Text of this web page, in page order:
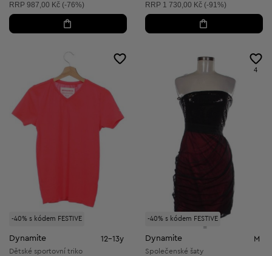
Doporučená cena:
RRP 987,00 Kč (-76%) Doporučená cena:
RRP 1 730,00 Kč (-91%)
-40% s kódem FESTIVE
Dynamite 12-13y
Dětské sportovní triko
-40% s kódem FESTIVE
4
Dynamite M
Společenské šaty